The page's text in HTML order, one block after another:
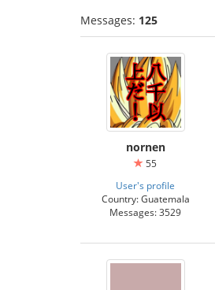
Messages: 125
nornen
55
User's profile
Country: Guatemala
Messages: 3529